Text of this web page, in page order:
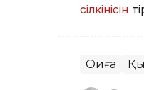
сілкінісін
Оқиға